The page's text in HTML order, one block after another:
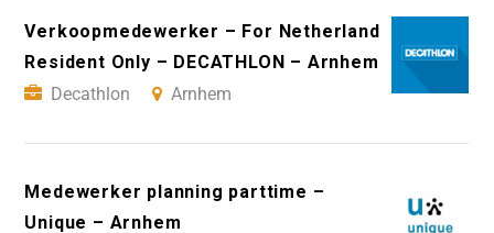
Verkoopmedewerker – For Netherland
Resident Only – DECATHLON – Arnhem
Decathlon
Arnhem
Medewerker planning parttime –
Unique – Arnhem